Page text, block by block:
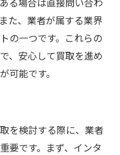
た、業者が属する業界
の一つです。これらの
、安心して買取を進め
可能です。
を検討する際に、業者
要です。まず、インタ